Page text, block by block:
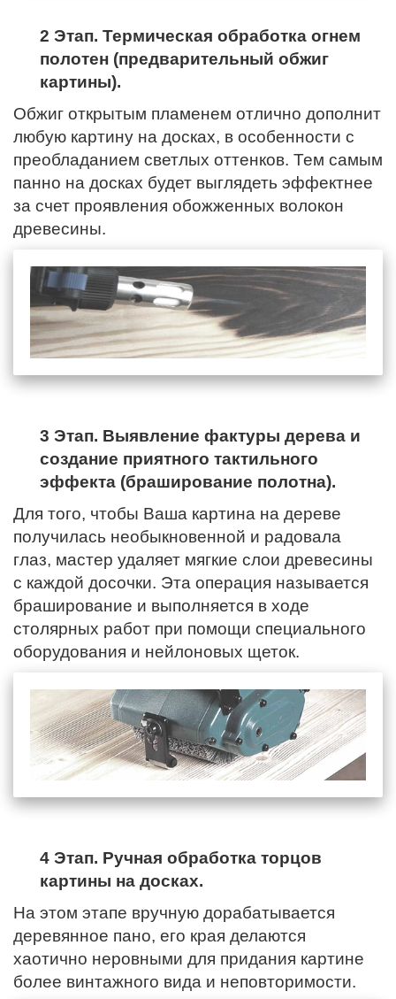
2 Этап. Термическая обработка огнем
полотен (предварительный обжиг
картины).
Обжиг открытым пламенем отлично дополнит
любую картину на досках, в особенности с
преобладанием светлых оттенков. Тем самым
панно на досках будет выглядеть эффектнее
за счет проявления обожженных волокон
древесины.
3 Этап. Выявление фактуры дерева и
создание приятного тактильного
эффекта (браширование полотна).
Для того, чтобы Ваша картина на дереве
получилась необыкновенной и радовала
глаз, мастер удаляет мягкие слои древесины
с каждой досочки. Эта операция называется
браширование и выполняется в ходе
столярных работ при помощи специального
оборудования и нейлоновых щеток.
4 Этап. Ручная обработка торцов
картины на досках.
На этом этапе вручную дорабатывается
деревянное пано, его края делаются
хаотично неровными для придания картине
более винтажного вида и неповторимости.